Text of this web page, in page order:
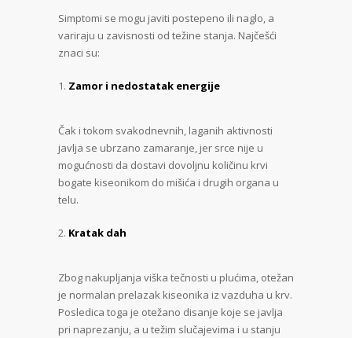
Simptomi se mogu javiti postepeno ili naglo, a
variraju u zavisnosti od težine stanja. Najčešći
znaci su:
Zamor i nedostatak energije
Čak i tokom svakodnevnih, laganih aktivnosti
javlja se ubrzano zamaranje, jer srce nije u
mogućnosti da dostavi dovoljnu količinu krvi
bogate kiseonikom do mišića i drugih organa u
telu.
Kratak dah
Zbog nakupljanja viška tečnosti u plućima, otežan
je normalan prelazak kiseonika iz vazduha u krv.
Posledica toga je otežano disanje koje se javlja
pri naprezanju, a u težim slučajevima i u stanju